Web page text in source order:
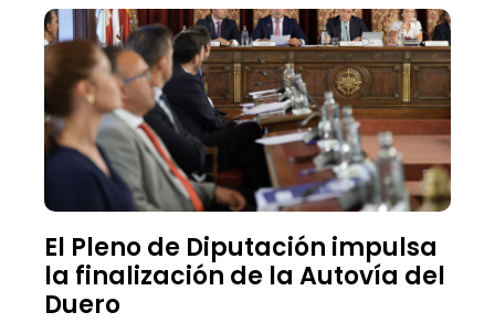
El Pleno de Diputación impulsa
la finalización de la Autovía del
Duero